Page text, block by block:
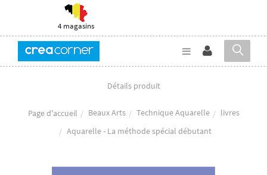
4 magasins
Détails produit
Page d'accueil Beaux Arts Technique Aquarelle
livres
Aquarelle - La méthode spécial débutant